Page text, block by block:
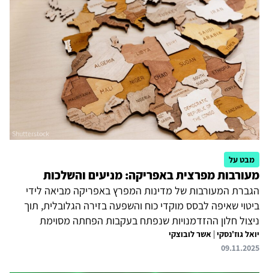
היא מכוננת קשרים הדוקים עם איחוד האמירויות וטייוואן. עליית
ממשל טראמפ והימצאותם של בכירים במפלגה הרפובליקנית
התומכים בהכרה בה מפיחים תקוות במנהיגי סומלילנד ועל רקע
זה הוגברו מאמציה לזכות בהכרה, לרבות מול ישראל. במאמר
זה נבחנת...
מבט על
מעורבות מפרצית באפריקה: מניעים והשלכות
הגברת המעורבות של מדינות המפרץ באפריקה מביאה לידי
ביטוי שאיפה לבסס מוקדי כוח והשפעה בזירה הגלובלית, תוך
ניצול חלון ההזדמנויות שנפתח בעקבות הפחתה מסוימת
במעורבות האמריקאית ביבשת. לצד שיתופי פעולה נקודתיים,
התחרות המחריפה בין ערב הסעודית, איחוד האמירויות וקטר על
יואל גוז'נסקי | אשר לובוצקי
09.11.2025